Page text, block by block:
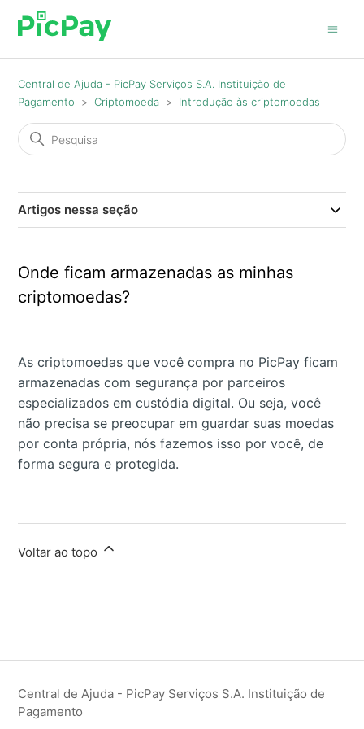
Central de Ajuda - PicPay Serviços S.A. Instituição de
Pagamento
Criptomoeda Introdução às criptomoedas
Artigos nessa seção
Onde ficam armazenadas as minhas
criptomoedas?
As criptomoedas que você compra no PicPay ficam
armazenadas com segurança por parceiros
especializados em custódia digital. Ou seja, você
não precisa se preocupar em guardar suas moedas
por conta própria, nós fazemos isso por você, de
forma segura e protegida.
Voltar ao topo
Central de Ajuda - PicPay Serviços S.A. Instituição de
Pagamento